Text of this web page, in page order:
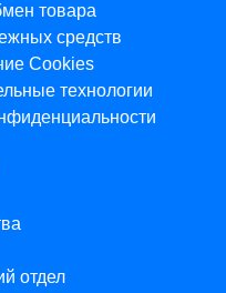
товара
средств
Cookies
технологии
отдел